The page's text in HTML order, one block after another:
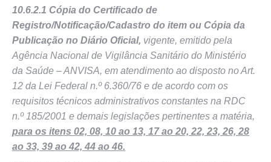
10.6.2.1 Cópia do Certificado de
Registro/Notificação/Cadastro do item ou Cópia da
Publicação no Diário Oficial, vigente, emitido pela
Agência Nacional de Vigilância Sanitário do Ministério
da Saúde – ANVISA, em atendimento ao disposto no Art.
12 da Lei Federal n.º 6.360/76 e de acordo com os
requisitos técnicos administrativos constantes na RDC
n.º 185/2001 e demais legislações pertinentes a matéria,
para os itens 02, 08, 10 ao 13, 17 ao 20, 22, 23, 26, 28
ao 33, 39 ao 42, 44 ao 46.